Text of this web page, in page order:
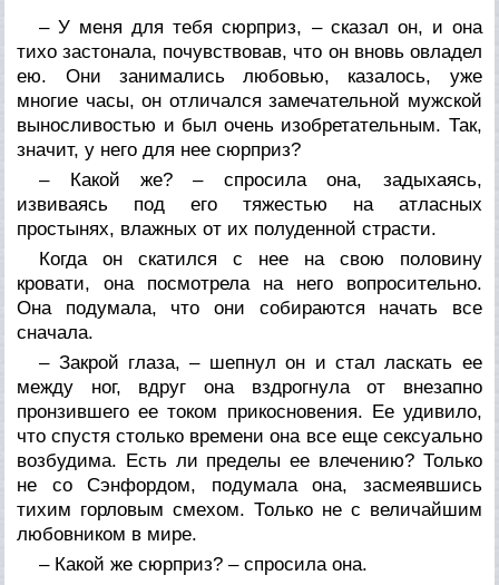
– У меня для тебя сюрприз, – сказал он, и она
тихо застонала, почувствовав, что он вновь овладел
ею. Они занимались любовью, казалось, уже
многие часы, он отличался замечательной мужской
выносливостью и был очень изобретательным. Так,
значит, у него для нее сюрприз?
– Какой же? – спросила она, задыхаясь,
извиваясь под его тяжестью на атласных
простынях, влажных от их полуденной страсти.
Когда он скатился с нее на свою половину
кровати, она посмотрела на него вопросительно.
Она подумала, что они собираются начать все
сначала.
– Закрой глаза, – шепнул он и стал ласкать ее
между ног, вдруг она вздрогнула от внезапно
пронзившего ее током прикосновения. Ее удивило,
что спустя столько времени она все еще сексуально
возбудима. Есть ли пределы ее влечению? Только
не со Сэнфордом, подумала она, засмеявшись
тихим горловым смехом. Только не с величайшим
любовником в мире.
– Какой же сюрприз? – спросила она.